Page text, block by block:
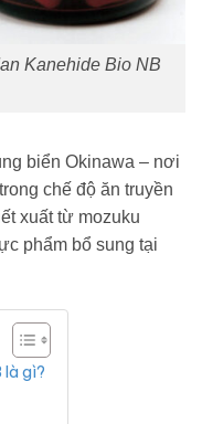
Kanehide Bio NB
biển Okinawa – nơi
chế độ ăn truyền
xuất từ mozuku
phẩm bổ sung tại
là gì?